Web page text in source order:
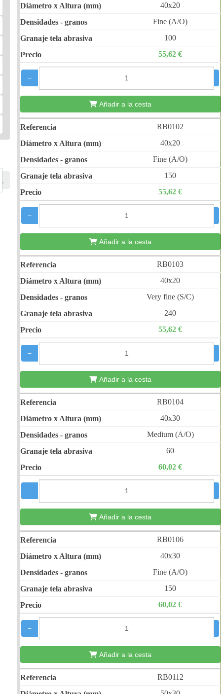
40x20
Fine (A/O)
100
55,62 €
−
Añadir a la cesta
RB0102
40x20
Fine (A/O)
150
55,62 €
−
Añadir a la cesta
RB0103
40x20
Very fine (S/C)
240
55,62 €
−
Añadir a la cesta
RB0104
40x30
Medium (A/O)
60
60,02 €
−
Añadir a la cesta
RB0106
40x30
Fine (A/O)
150
60,02 €
−
Añadir a la cesta
RB0112